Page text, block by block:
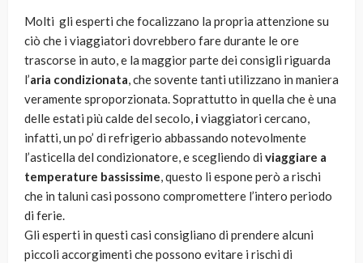
Molti gli esperti che focalizzano la propria attenzione su
ciò che i viaggiatori dovrebbero fare durante le ore
trascorse in auto, e la maggior parte dei consigli riguarda
l’aria condizionata, che sovente tanti utilizzano in maniera
veramente sproporzionata. Soprattutto in quella che è una
delle estati più calde del secolo, iviaggiatori cercano,
infatti, un po’ di refrigerio abbassando notevolmente
l’asticella del condizionatore, e scegliendo di viaggiare a
temperature bassissime, questo li espone però a rischi
che in taluni casi possono compromettere l’intero periodo
di ferie.
Gli esperti in questi casi consigliano di prendere alcuni
piccoli accorgimenti che possono evitare i rischi di